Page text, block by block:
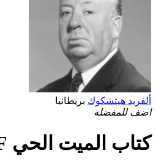
ألفريد هيتشكوك بريطانيا
اضف للمفضلة
كتاب الميت الحي PDF